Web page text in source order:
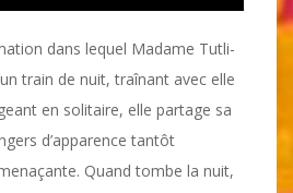
dans lequel Madame Tutli-
train de nuit, traînant avec elle
en solitaire, elle partage sa
d’apparence tantôt
Quand tombe la nuit,